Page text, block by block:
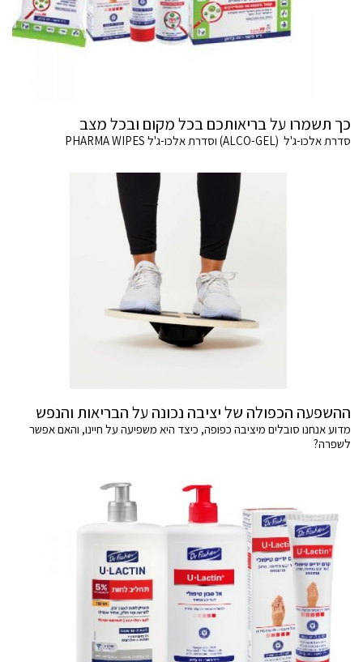
כך תשמרו על בריאותכם בכל מקום ובכל מצב
סדרת אלכו-ג'ל (ALCO-GEL) וסדרת אלכו-ג'ל PHARMA WIPES
ההשפעה הכפולה של יציבה נכונה על הבריאות והנפש
מדוע אנחנו סובלים מיציבה כפופה, כיצד היא משפיעה על חיינו, והאם אפשר
לשפרה?